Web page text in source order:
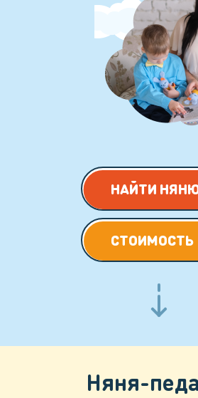
НАЙТИ
СТОИМОСТЬ
Няня-